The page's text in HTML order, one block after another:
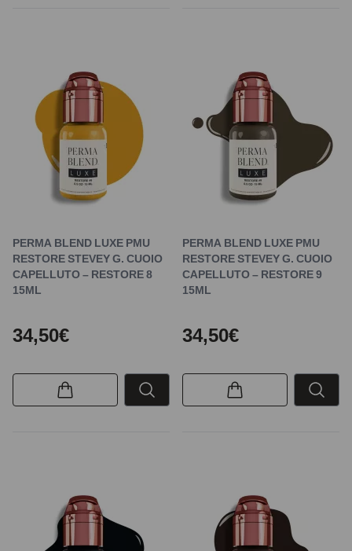
PERMA BLEND LUXE PMU
RESTORE STEVEY G. CUOIO
CAPELLUTO – RESTORE 8
15ML
34,50€
PERMA BLEND LUXE PMU
RESTORE STEVEY G. CUOIO
CAPELLUTO – RESTORE 9
15ML
34,50€